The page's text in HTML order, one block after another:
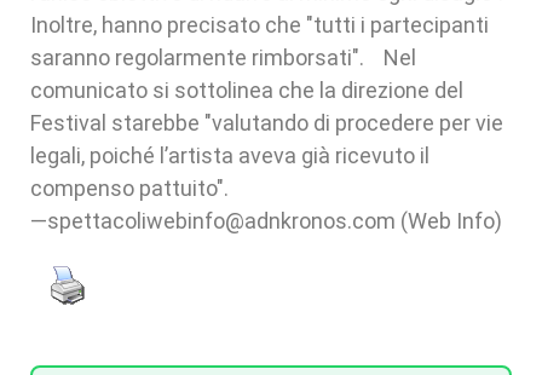
Inoltre, hanno precisato che "tutti i partecipanti
saranno regolarmente rimborsati". Nel
comunicato si sottolinea che la direzione del
Festival starebbe "valutando di procedere per vie
legali, poiché l’artista aveva già ricevuto il
compenso pattuito".
—spettacoliwebinfo@adnkronos.com (Web Info)